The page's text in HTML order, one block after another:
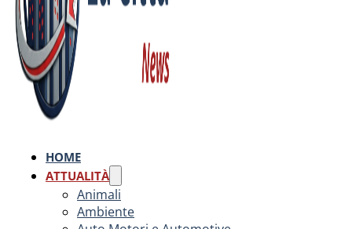
HOME
ATTUALITÀ
Animali
Ambiente